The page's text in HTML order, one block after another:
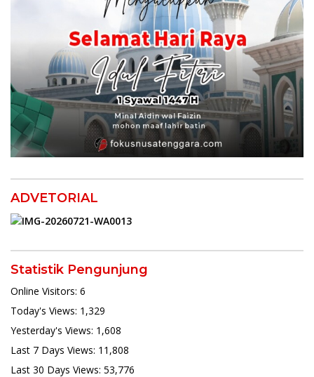
ADVETORIAL
Statistik Pengunjung
Online Visitors: 6
Today's Views: 1,329
Yesterday's Views: 1,608
Last 7 Days Views: 11,808
Last 30 Days Views: 53,776